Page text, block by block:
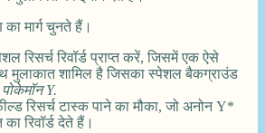
मार्ग चुनते हैं।
रिसर्च रिवॉर्ड प्राप्त करें, जिसमें एक ऐसे
मुलाकात शामिल है जिसका स्पेशल बैकग्राउंड
पोकेमॉन Y.
रिसर्च टास्क पाने का मौका, जो अनोन Y*
रिवॉर्ड देते हैं।